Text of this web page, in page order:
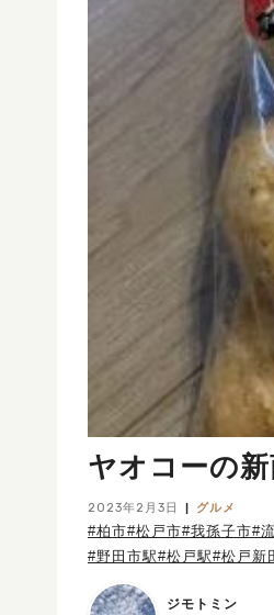
ヤオコーの
2023年2月3日 グルメ
#柏市#松戸市#我孫子市#
#野田市駅#松戸駅#松戸新
ジモトミン